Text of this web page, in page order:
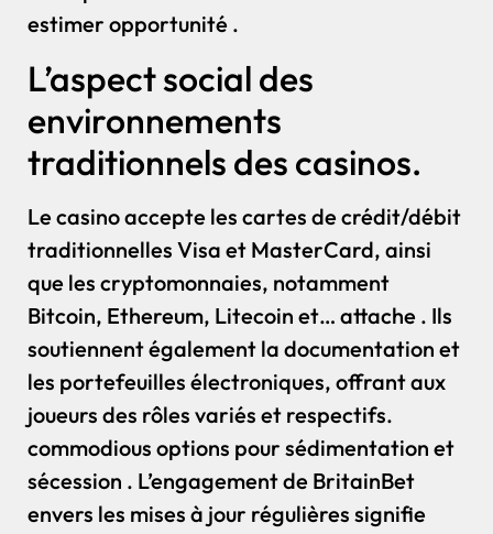
estimer opportunité .
L’aspect social des
environnements
traditionnels des casinos.
Le casino accepte les cartes de crédit/débit
traditionnelles Visa et MasterCard, ainsi
que les cryptomonnaies, notamment
Bitcoin, Ethereum, Litecoin et… attache . Ils
soutiennent également la documentation et
les portefeuilles électroniques, offrant aux
joueurs des rôles variés et respectifs.
commodious options pour sédimentation et
sécession . L’engagement de BritainBet
envers les mises à jour régulières signifie